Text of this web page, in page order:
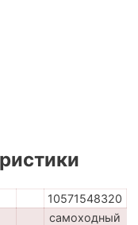
10571548320
самоходный